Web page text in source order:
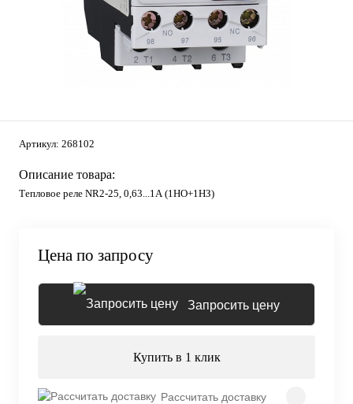
Артикул: 268102
Описание товара:
Тепловое реле NR2-25, 0,63...1А (1НО+1НЗ)
Цена по запросу
Запросить цену
Купить в 1 клик
Рассчитать доставку